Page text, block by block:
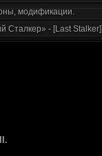
модификации.
Сталкер» - [Last Stalker]